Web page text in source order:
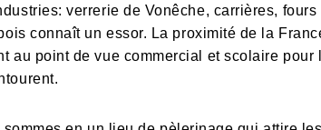
verrerie de Vonêche, carrières,
connaît un essor. La proximité de la
au point de vue commercial et scolaire pour